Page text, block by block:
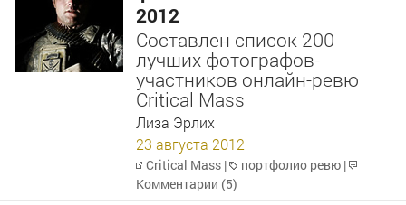
2012
Составлен список 200
лучших фотографов-
участников онлайн-ревю
Critical Mass
Лиза Эрлих
23 августа 2012
Critical Mass | портфолио ревю |
Комментарии (5)